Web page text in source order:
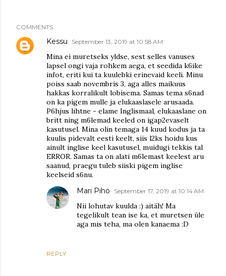
COMMENTS
Kessu September 13, 2019 at 10:58 AM
Mina ei muretseks yldse, sest selles vanuses
lapsel ongi vaja rohkem aega, et seedida k6ike
infot, eriti kui ta kuulebki erinevaid keeli. Minu
poiss saab novembris 3, aga alles maikuus
hakkas korralikult lobisema. Samas tema s6nad
on ka pigem mulle ja elukaaslasele arusaada.
P6hjus lihtne - elame Inglismaal, elukaaslane on
britt ning m6lemad keeled on igap2evaselt
kasutusel. Mina olin temaga 14 kuud kodus ja ta
kuulis pidevalt eesti keelt, siis l2ks hoidu kus
ainult inglise keel kasutusel, muidugi tekkis tal
ERROR. Samas ta on alati m6lemast keelest aru
saanud, praegu tuleb siiski pigem inglise
keelseid s6nu.
REPLY
Mari Piho September 17, 2019 at 10:14 AM
Nii lohutav kuulda :) aitäh! Ma
tegelikult tean ise ka, et muretsen üle
aga mis teha, ma olen kanaema :D